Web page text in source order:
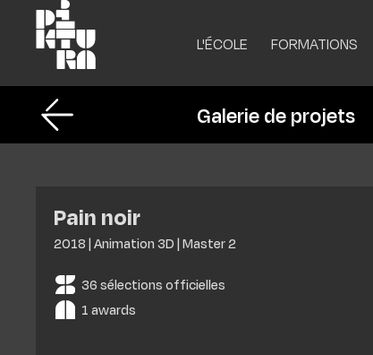
L'ÉCOLE
Projets des étudiants
Vie étudiante
Résidence Piktura
FORMATIONS
Année tremplin
Galerie de projets
Pain noir
2018 | Animation 3D | Master 2
36 sélections officielles
1 awards